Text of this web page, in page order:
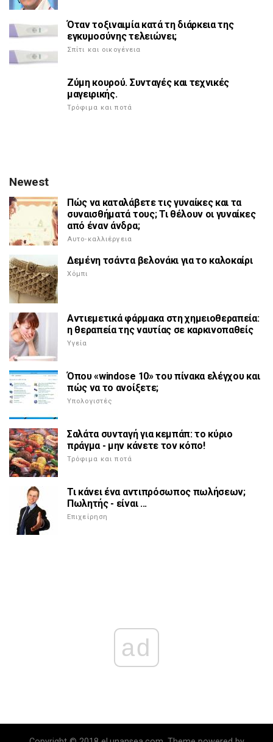
Όταν τοξιναιμία κατά τη διάρκεια της
εγκυμοσύνης τελειώνει;
Σπίτι και οικογένεια
Ζύμη κουρού. Συνταγές και τεχνικές
μαγειρικής.
Τρόφιμα και ποτά
Newest
Πώς να καταλάβετε τις γυναίκες και τα
συναισθήματά τους; Τι θέλουν οι γυναίκες
από έναν άνδρα;
Αυτο-καλλιέργεια
Δεμένη τσάντα βελονάκι για το καλοκαίρι
Χόμπι
Αντιεμετικά φάρμακα στη χημειοθεραπεία:
η θεραπεία της ναυτίας σε καρκινοπαθείς
Υγεία
Όπου «windose 10» του πίνακα ελέγχου και
πώς να το ανοίξετε;
Υπολογιστές
Σαλάτα συνταγή για κεμπάπ: το κύριο
πράγμα - μην κάνετε τον κόπο!
Τρόφιμα και ποτά
Τι κάνει ένα αντιπρόσωπος πωλήσεων;
Πωλητής - είναι ...
Επιχείρηση
ad